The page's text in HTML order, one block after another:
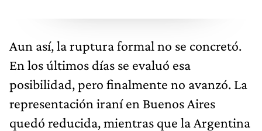
Aun así, la ruptura formal no se concretó.
En los últimos días se evaluó esa
posibilidad, pero finalmente no avanzó. La
representación iraní en Buenos Aires
quedó reducida, mientras que la Argentina